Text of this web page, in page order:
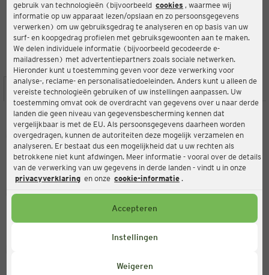
gebruik van technologieën (bijvoorbeeld cookies , waarmee wij
informatie op uw apparaat lezen/opslaan en zo persoonsgegevens
verwerken) om uw gebruiksgedrag te analyseren en op basis van uw
surf- en koopgedrag profielen met gebruiksgewoonten aan te maken.
We delen individuele informatie (bijvoorbeeld gecodeerde e-
mailadressen) met advertentiepartners zoals sociale netwerken.
Hieronder kunt u toestemming geven voor deze verwerking voor
analyse-, reclame- en personalisatiedoeleinden. Anders kunt u alleen de
vereiste technologieën gebruiken of uw instellingen aanpassen. Uw
toestemming omvat ook de overdracht van gegevens over u naar derde
landen die geen niveau van gegevensbescherming kennen dat
vergelijkbaar is met de EU. Als persoonsgegevens daarheen worden
overgedragen, kunnen de autoriteiten deze mogelijk verzamelen en
analyseren. Er bestaat dus een mogelijkheid dat u uw rechten als
betrokkene niet kunt afdwingen. Meer informatie - vooral over de details
van de verwerking van uw gegevens in derde landen - vindt u in onze
privacyverklaring en onze cookie-informatie .
Accepteren
Instellingen
Weigeren
ERNSTING'S FAMILY-WINKEL
Heilbronner Str. 30
15230 Frankfurt
4,2
Beoordeling:
LOCATIE SERVICES ASSORTIMENT ACTIES
Ernsting's family
Heilbronner Str. 30, 15230 Frankfurt
Open
Openingstijden vandaag:
+31 (0) 543 20 50 15